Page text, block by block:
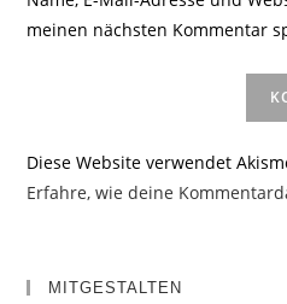
ein
meinen nächsten Kommentar
Diese Website verwendet
Erfahre, wie deine
MITGESTALTEN